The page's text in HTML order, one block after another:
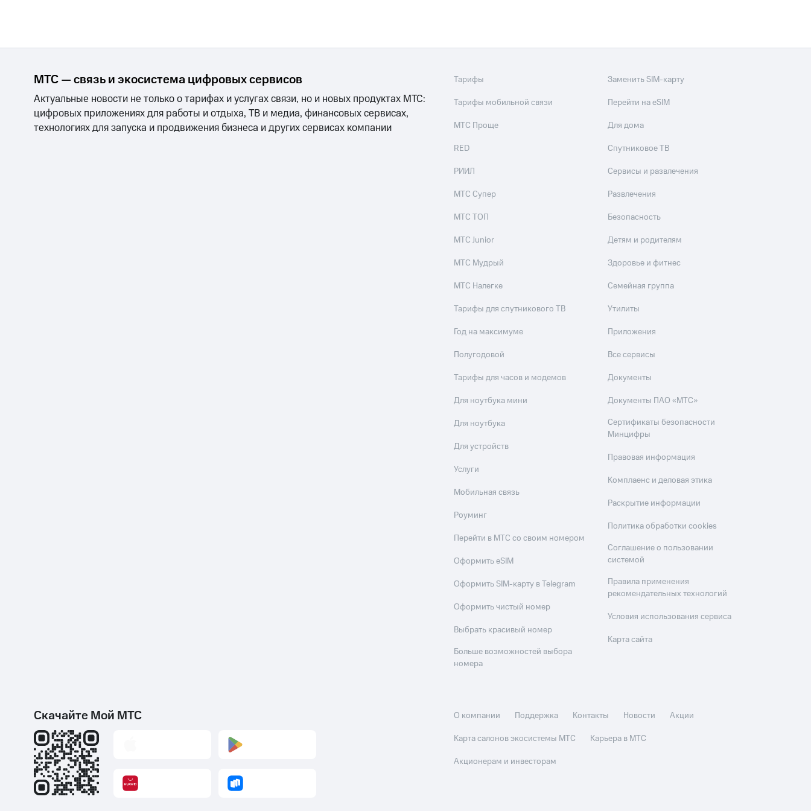
МТС — связь и экосистема цифровых сервисов
Актуальные новости не только о тарифах и услугах связи, но и новых продуктах МТС:
цифровых приложениях для работы и отдыха, ТВ и медиа, финансовых сервисах,
технологиях для запуска и продвижения бизнеса и других сервисах компании
Тарифы
Тарифы мобильной связи
МТС Проще
RED
РИИЛ
МТС Супер
МТС ТОП
МТС Junior
МТС Мудрый
МТС Налегке
Тарифы для спутникового ТВ
Год на максимуме
Полугодовой
Тарифы для часов и модемов
Для ноутбука мини
Для ноутбука
Для устройств
Услуги
Мобильная связь
Роуминг
Перейти в МТС со своим номером
Оформить eSIM
Оформить SIM-карту в Telegram
Оформить чистый номер
Выбрать красивый номер
Больше возможностей выбора
номера
Заменить SIM-карту
Перейти на eSIM
Для дома
Спутниковое ТВ
Сервисы и развлечения
Развлечения
Безопасность
Детям и родителям
Здоровье и фитнес
Семейная группа
Утилиты
Приложения
Все сервисы
Документы
Документы ПАО «МТС»
Сертификаты безопасности
Минцифры
Правовая информация
Комплаенс и деловая этика
Раскрытие информации
Политика обработки cookies
Соглашение о пользовании
системой
Правила применения
рекомендательных технологий
Условия использования сервиса
Карта сайта
Скачайте Мой МТС О компании Поддержка Контакты Новости
Акции
Карта салонов экосистемы МТС
Карьера в МТС
Акционерам и инвесторам